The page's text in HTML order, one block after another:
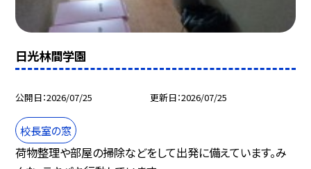
日光林間学園
公開日 2026/07/25 更新日 2026/07/25
校長室の窓
荷物整理や部屋の掃除などをして出発に備えています。み